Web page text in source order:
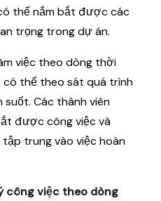
thể nắm bắt được các
trọng trong dự án.
việc theo dòng thời
có thể theo sát quá trình
Các thành viên
được công việc và
tập trung vào việc hoàn
công việc theo dòng